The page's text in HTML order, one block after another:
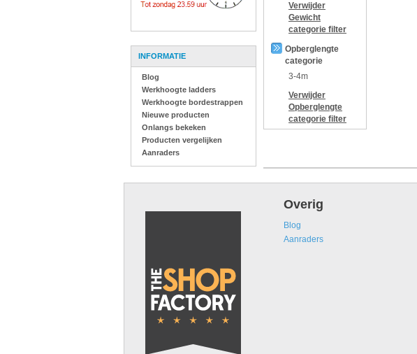
INFORMATIE
Blog
Werkhoogte ladders
Werkhoogte bordestrappen
Nieuwe producten
Onlangs bekeken
Producten vergelijken
Aanraders
Verwijder
Gewicht
categorie filter
Opberglengte
categorie
3-4m
Verwijder
Opberglengte
categorie filter
Overig
Blog
Aanraders